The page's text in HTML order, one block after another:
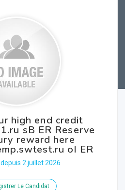
high end credit
sB ER Reserve
reward here
oI ER
2 juillet 2026
Le Candidat